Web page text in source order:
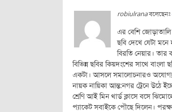
robiulranaবলেছেনঃ
এর বেশি জোড়াতালি
ছবি দেখে যেটা
বিরতি নেয়ার।
বিভিন্ন ছবির কিয়দংশের সাথে
একটা। আসলে সমালোচনারও অযোগ্য
নায়ক নায়িকা আন্ত:নগর ট্রেনে উঠে
শ্রেণি আই মিন থার্ড ক্লাসে বসে
প্যাকেট সবাইকে পৌছে দিলেন।